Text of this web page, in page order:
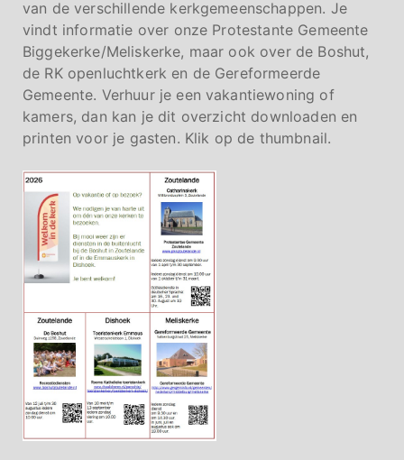
van de verschillende kerkgemeenschappen. Je
vindt informatie over onze Protestante Gemeente
Biggekerke/Meliskerke, maar ook over de Boshut,
de RK openluchtkerk en de Gereformeerde
Gemeente. Verhuur je een vakantiewoning of
kamers, dan kan je dit overzicht downloaden en
printen voor je gasten. Klik op de thumbnail.